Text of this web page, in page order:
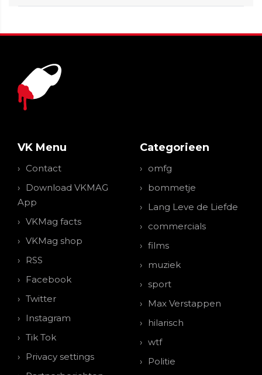
VK Menu
Contact
Download VKMAG
App
VKMag facts
VKMag shop
RSS
Facebook
Twitter
Instagram
Tik Tok
Privacy settings
Categorieen
omfg
bommetje
Lang Leve de Liefde
commercials
films
muziek
sport
Max Verstappen
hilarisch
wtf
Politie